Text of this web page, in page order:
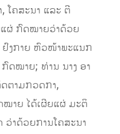
ຄສະນາ ແລະ ຕີ
ຜ່ ກົດໝາຍວ່າດ້ວຍ
ຢົງກາຍ ຫົວໜ້າພະແນກ
ດໝາຍ; ທ່ານ ນາງ ອາ
ຕາມກວດກາ,
າຍ ໄດ້ເຜີຍແຜ່ ມະຕິ
ວ່າດ້ວຍການໂຄສະນາ